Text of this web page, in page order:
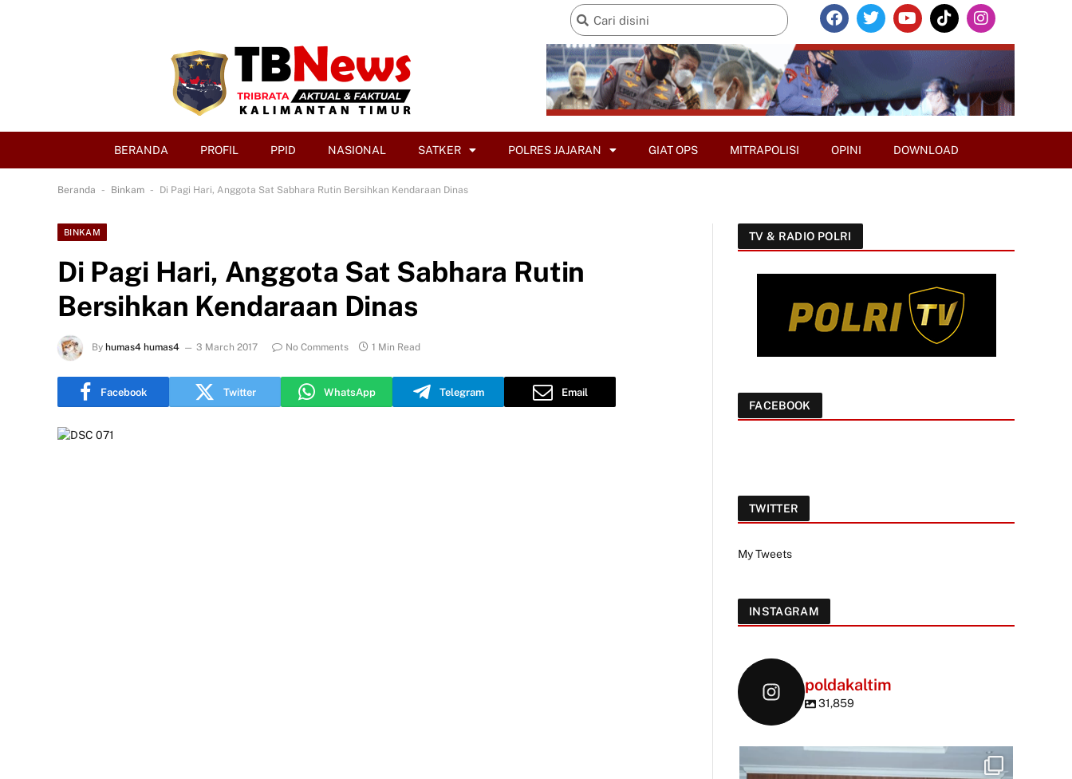
BERANDA PROFIL PPID NASIONAL SATKER POLRES JAJARAN GIAT OPS MITRAPOLISI OPINI DOWNLOAD
Beranda - Binkam - Di Pagi Hari, Anggota Sat Sabhara Rutin Bersihkan Kendaraan Dinas
BINKAM
Di Pagi Hari, Anggota Sat Sabhara Rutin
Bersihkan Kendaraan Dinas
By humas4 humas4 3 March 2017 No Comments 1 Min Read
Facebook Twitter WhatsApp Telegram Email
TV & RADIO POLRI
FACEBOOK
TWITTER
My Tweets
INSTAGRAM
poldakaltim
31,859